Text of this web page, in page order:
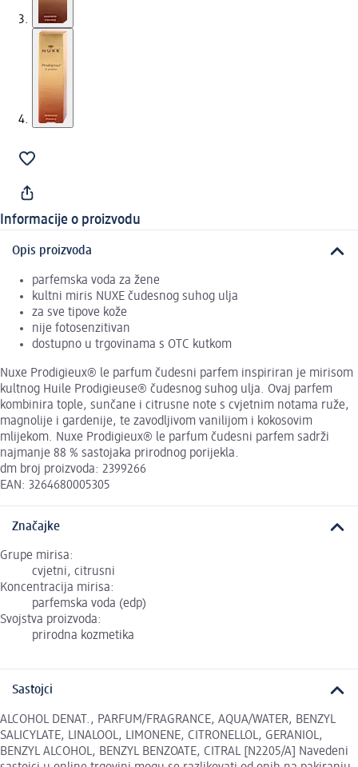
Informacije o proizvodu
Opis proizvoda
parfemska voda za žene
kultni miris NUXE čudesnog suhog ulja
za sve tipove kože
nije fotosenzitivan
dostupno u trgovinama s OTC kutkom
Nuxe Prodigieux® le parfum čudesni parfem inspiriran je mirisom
kultnog Huile Prodigieuse® čudesnog suhog ulja. Ovaj parfem
kombinira tople, sunčane i citrusne note s cvjetnim notama ruže,
magnolije i gardenije, te zavodljivom vanilijom i kokosovim
mlijekom. Nuxe Prodigieux® le parfum čudesni parfem sadrži
najmanje 88 % sastojaka prirodnog porijekla.
dm broj proizvoda: 2399266
EAN: 3264680005305
Značajke
Grupe mirisa:
cvjetni, citrusni
Koncentracija mirisa:
parfemska voda (edp)
Svojstva proizvoda:
prirodna kozmetika
Sastojci
ALCOHOL DENAT., PARFUM/FRAGRANCE, AQUA/WATER, BENZYL
SALICYLATE, LINALOOL, LIMONENE, CITRONELLOL, GERANIOL,
BENZYL ALCOHOL, BENZYL BENZOATE, CITRAL [N2205/A] Navedeni